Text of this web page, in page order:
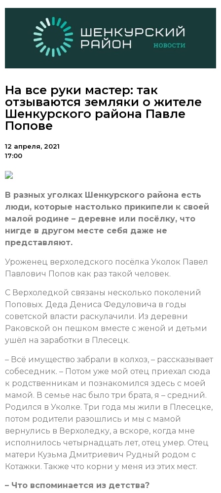
На все руки мастер: так
отзываются земляки о жителе
Шенкурского района Павле
Попове
12 апреля, 2021
17:00
В разных уголках Шенкурского района есть
люди, которые настолько прикипели к своей
малой родине – деревне или посёлку, что
нигде в другом месте себя даже не
представляют.
Уроженец верхоледского посёлка Уколок Павел
Павлович Попов как раз такой человек.
С Верхоледкой связаны несколько поколений
Поповых. Деда Дениса Федуловича в годы
советской власти раскулачили. Из деревни
Раковской он пешком вместе с женой и детьми
ушёл на заработки в Плесецк.
– Всё имущество забрали в колхоз, – рассказывает
собеседник. – Потом уже мой отец приехал сюда
к родственникам и познакомился здесь с моей
мамой. В семье нас было три брата, я – средний.
Родился в Уколке. Три года мы жили в Плесецке,
потом родители разошлись и мы с мамой
вернулись в Верхоледку, а вскоре, когда мне
исполнилось четырнадцать лет, отец умер. Отец
матери Кузьма Дмитриевич Рудный родом с
Котажки. Также что корни у меня из этих мест.
– Что вспоминается из детства?